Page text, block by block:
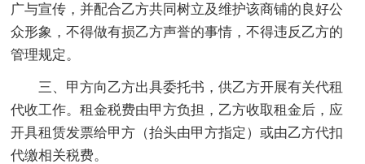
广与宣传，并配合乙方共同树立及维护该商铺的良好公
众形象，不得做有损乙方声誉的事情，不得违反乙方的
管理规定。
三、甲方向乙方出具委托书，供乙方开展有关代租
代收工作。租金税费由甲方负担，乙方收取租金后，应
开具租赁发票给甲方（抬头由甲方指定）或由乙方代扣
代缴相关税费。